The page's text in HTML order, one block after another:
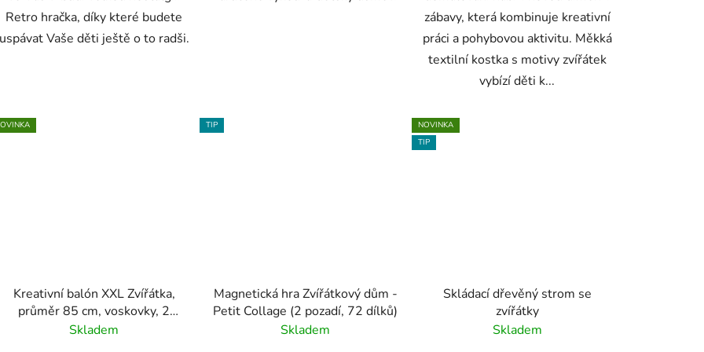
Retro hračka, díky které budete
Vaše děti ještě o to radši.
zábavy, která kombinuje kreativní
práci a pohybovou aktivitu. Měkká
textilní kostka s motivy zvířátek
vybízí děti k...
Kreativní balón XXL Zvířátka,
průměr 85 cm, voskovky, 2
nafukovací balóny a pratelný
Skladem
TIP
Magnetická hra Zvířátkový dům -
Petit Collage (2 pozadí, 72 dílků)
Skladem
NOVINKA
TIP
Skládací dřevěný strom se
zvířátky
Skladem